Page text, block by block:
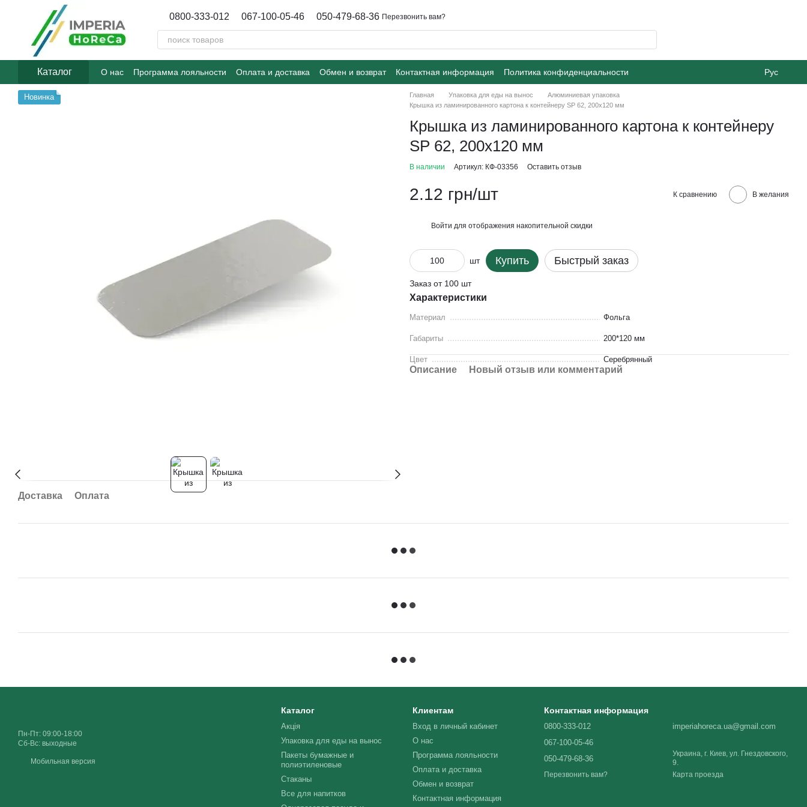
Перейти к основному контенту
0800-333-012 067-100-05-46 050-479-68-36 Перезвонить вам?
Каталог О нас Программа лояльности Оплата и доставка Обмен и возврат Контактная информация
Политика конфиденциальности
Договор публичной оферты
Блог
Рус
Новинка
Доставка Оплата
Главная Упаковка для еды на вынос
Алюминиевая упаковка
Крышка из ламинированного картона к контейнеру SP 62, 200х120 мм
Крышка из ламинированного картона к контейнеру
SP 62, 200х120 мм
В наличии Артикул: КФ-03356 Оставить отзыв
2.12 грн/шт К сравнению В желания
Войти для отображения накопительной скидки
шт Купить Быстрый заказ
Заказ от 100 шт
Характеристики
Материал Фольга
Габариты 200*120 мм
Цвет Серебрянный
Описание Новый отзыв или комментарий
Пн-Пт: 09:00-18:00
Сб-Вс: выходные
Мобильная версия
Каталог
Акція
Упаковка для еды на вынос
Пакеты бумажные и
полиэтиленовые
Стаканы
Все для напитков
Клиентам
Вход в личный кабинет
О нас
Программа лояльности
Оплата и доставка
Обмен и возврат
Контактная информация
Контактная информация
0800-333-012
067-100-05-46
050-479-68-36
Перезвонить вам?
imperiahoreca.ua@gmail.com
Украина, г. Киев, ул. Гнездовского,
9.
Карта проезда